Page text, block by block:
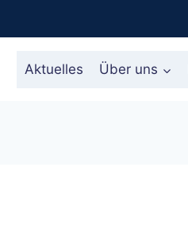
Aktuelles Über uns